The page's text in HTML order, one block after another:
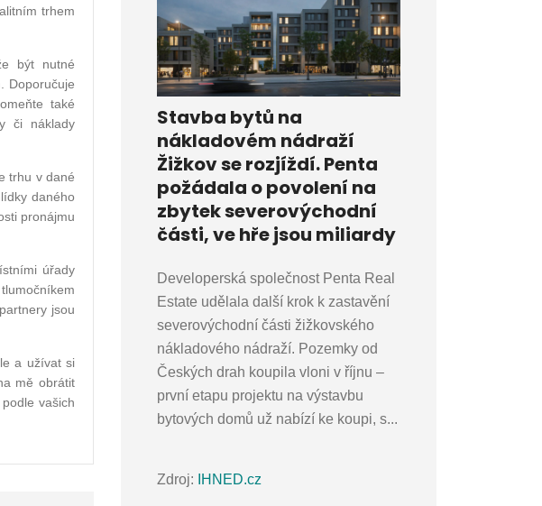
trhem
být nutné
Doporučuje
také
či náklady
trhu v dané
daného
pronájmu
úřady
jsou
a užívat si
mě obrátit
vašich
Stavba bytů na
nákladovém nádraží
Žižkov se rozjíždí. Penta
požádala o povolení na
zbytek severovýchodní
části, ve hře jsou miliardy
Developerská společnost Penta Real
Estate udělala další krok k zastavění
severovýchodní části žižkovského
nákladového nádraží. Pozemky od
Českých drah koupila vloni v říjnu –
první etapu projektu na výstavbu
bytových domů už nabízí ke koupi, s...
Zdroj: IHNED.cz